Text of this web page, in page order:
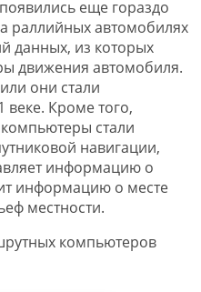
еще гораздо
раллийных автомобилях
данных, из которых
движения автомобиля.
они стали
веке. Кроме того,
стали
навигации,
информацию о
информацию о месте
местности.
компьютеров